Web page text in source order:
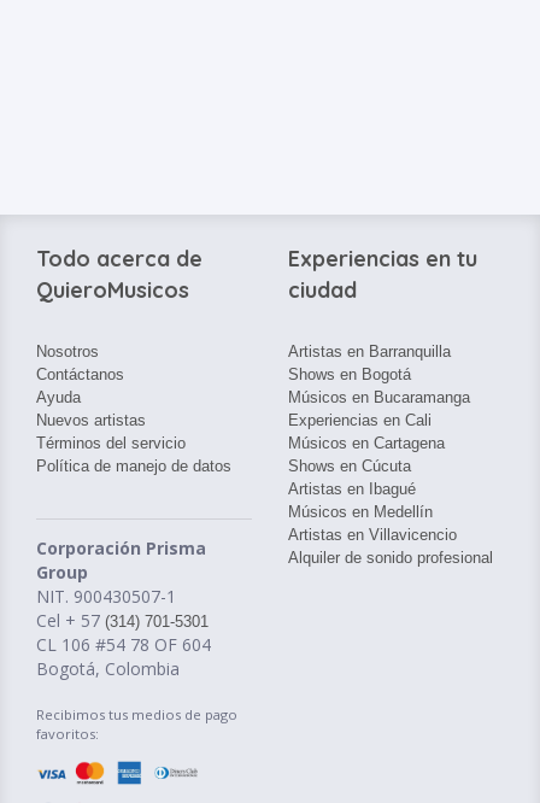
Todo acerca de
QuieroMusicos
Nosotros
Contáctanos
Ayuda
Nuevos artistas
Términos del servicio
Política de manejo de datos
Corporación Prisma
Group
NIT. 900430507-1
Cel + 57 (314) 701-5301
CL 106 #54 78 OF 604
Bogotá, Colombia
Recibimos tus medios de pago
favoritos:
Experiencias en tu
ciudad
Artistas en Barranquilla
Shows en Bogotá
Músicos en Bucaramanga
Experiencias en Cali
Músicos en Cartagena
Shows en Cúcuta
Artistas en Ibagué
Músicos en Medellín
Artistas en Villavicencio
Alquiler de sonido profesional